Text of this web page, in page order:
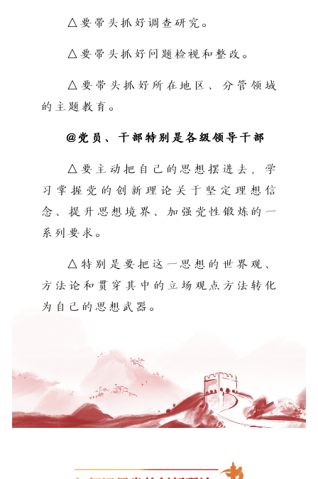
△要带头抓好调查研究。
△要带头抓好问题检视和整改。
△要带头抓好所在地区、分管领域
的主题教育。
@党员、干部特别是各级领导干部
△要主动把自己的思想摆进去，学
习掌握党的创新理论关于坚定理想信
念、提升思想境界、加强党性锻炼的一
系列要求。
△特别是要把这一思想的世界观、
方法论和贯穿其中的立场观点方法转化
为自己的思想武器。